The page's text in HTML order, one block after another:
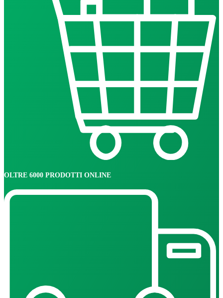
OLTRE 6000 PRODOTTI ONLINE